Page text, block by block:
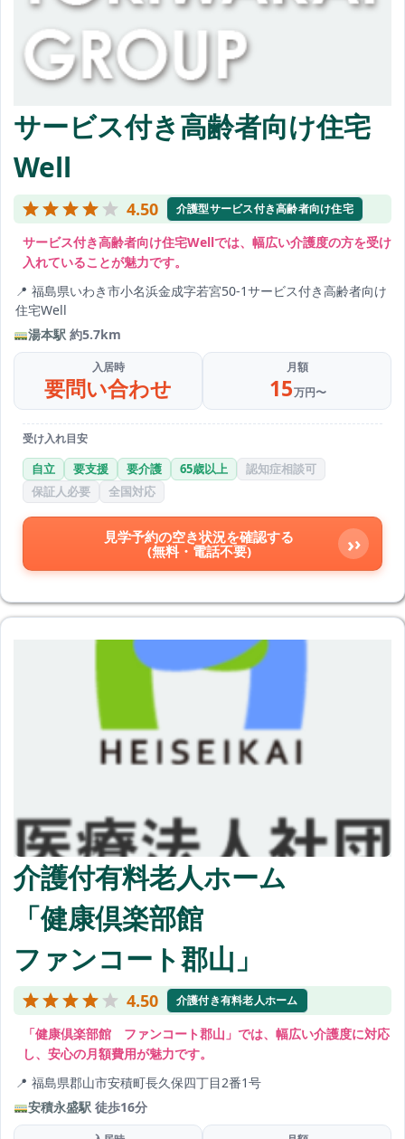
サービス付き高齢者向け住宅
Well
4.50 介護型サービス付き高齢者向け住宅
サービス付き高齢者向け住宅Wellでは、幅広い介護度の方を受け
入れていることが魅力です。
福島県いわき市小名浜金成字若宮50-1サービス付き高齢者向け
住宅Well
湯本駅 約5.7km
入居時
要問い合わせ
月額
15万円〜
受け入れ目安
自立 要支援 要介護 65歳以上
認知症相談可
保証人必要
全国対応
見学予約の空き状況を確認する
(無料・電話不要)
›
介護付有料老人ホーム
「健康倶楽部館
ファンコート郡山」
4.50 介護付き有料老人ホーム
「健康倶楽部館 ファンコート郡山」では、幅広い介護度に対応
し、安心の月額費用が魅力です。
福島県郡山市安積町長久保四丁目2番1号
安積永盛駅 徒歩16分